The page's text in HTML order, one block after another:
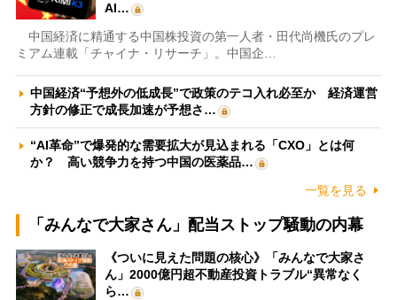
AI…
中国経済に精通する中国株投資の第一人者・田代尚機氏のプレ
ミアム連載「チャイナ・リサーチ」。中国企…
中国経済“予想外の低成長”で政策のテコ入れ必至か 経済運営
方針の修正で成長加速が予想さ…
“AI革命”で爆発的な需要拡大が見込まれる「CXO」とは何
か？ 高い競争力を持つ中国の医薬品…
一覧を見る
「みんなで大家さん」配当ストップ騒動の内幕
《ついに見えた問題の核心》「みんなで大家さ
ん」2000億円超不動産投資トラブル“異常なく
ら…